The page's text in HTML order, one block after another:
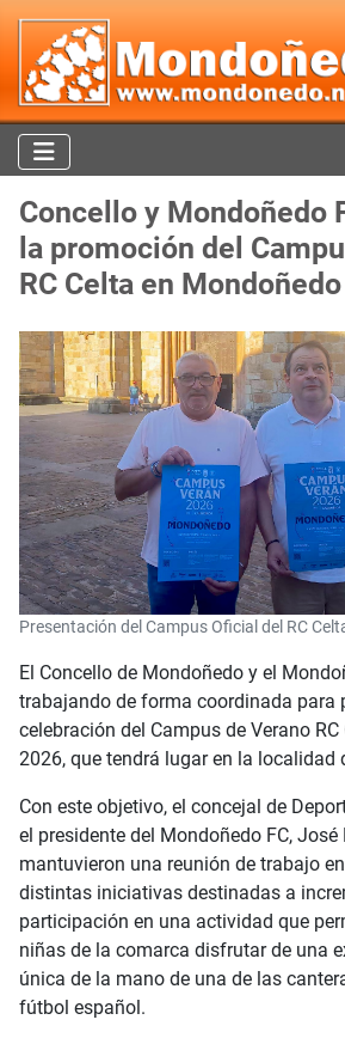
Concello y Mondoñedo
la promoción del
RC Celta en Mondoñedo
Presentación del Campus Oficial del RC
El Concello de Mondoñedo y el
trabajando de forma coordinada para
celebración del Campus de Verano
2026, que tendrá lugar en la localidad
Con este objetivo, el concejal de
el presidente del Mondoñedo FC, José
mantuvieron una reunión de trabajo
distintas iniciativas destinadas a
participación en una actividad que
niñas de la comarca disfrutar de una
única de la mano de una de las
fútbol español.